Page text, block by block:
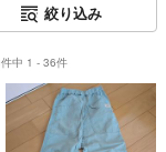
絞り込み
中 1 - 36件